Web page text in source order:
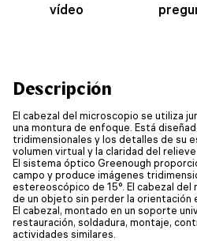
vídeo
Descripción
El cabezal del microscopio se utiliza
una montura de enfoque. Está
tridimensionales y los detalles de su
volumen virtual y la claridad del
El sistema óptico Greenough
campo y produce imágenes
estereoscópico de 15°. El cabezal del
de un objeto sin perder la orientación
El cabezal, montado en un soporte
restauración, soldadura, montaje,
actividades similares.